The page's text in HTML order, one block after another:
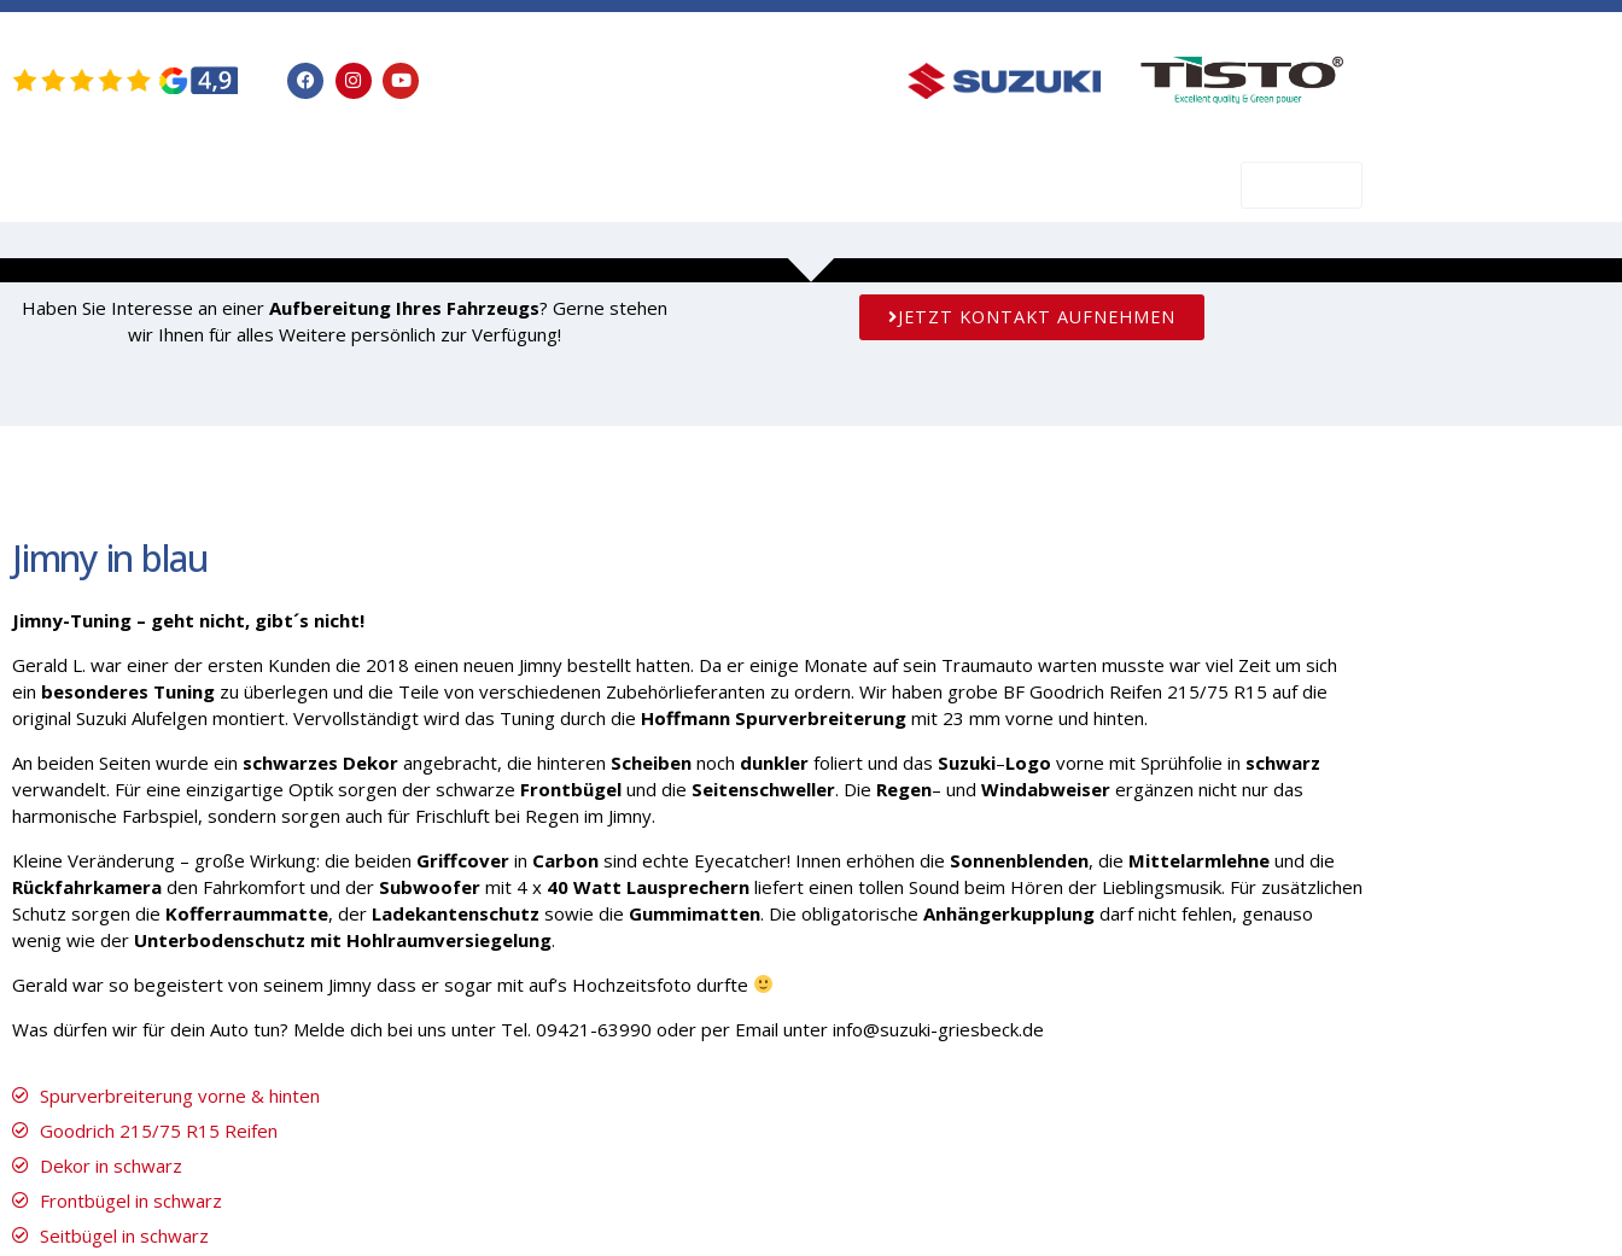
Haben Sie Interesse an einer Aufbereitung Ihres Fahrzeugs? Gerne stehen
wir Ihnen für alles Weitere persönlich zur Verfügung!
JETZT KONTAKT AUFNEHMEN
Jimny in blau
Jimny-Tuning – geht nicht, gibt´s nicht!
Gerald L. war einer der ersten Kunden die 2018 einen neuen Jimny bestellt hatten. Da er einige Monate auf sein Traumauto warten musste war viel Zeit um sich
ein besonderes Tuning zu überlegen und die Teile von verschiedenen Zubehörlieferanten zu ordern. Wir haben grobe BF Goodrich Reifen 215/75 R15 auf die
original Suzuki Alufelgen montiert. Vervollständigt wird das Tuning durch die Hoffmann Spurverbreiterung mit 23 mm vorne und hinten.
An beiden Seiten wurde ein schwarzes Dekor angebracht, die hinteren Scheiben noch dunkler foliert und das Suzuki–Logo vorne mit Sprühfolie in schwarz
verwandelt. Für eine einzigartige Optik sorgen der schwarze Frontbügel und die Seitenschweller. Die Regen– und Windabweiser ergänzen nicht nur das
harmonische Farbspiel, sondern sorgen auch für Frischluft bei Regen im Jimny.
Kleine Veränderung – große Wirkung: die beiden Griffcover in Carbon sind echte Eyecatcher! Innen erhöhen die Sonnenblenden, die Mittelarmlehne und die
Rückfahrkamera den Fahrkomfort und der Subwoofer mit 4 x 40 Watt Lausprechern liefert einen tollen Sound beim Hören der Lieblingsmusik. Für zusätzlichen
Schutz sorgen die Kofferraummatte, der Ladekantenschutz sowie die Gummimatten. Die obligatorische Anhängerkupplung darf nicht fehlen, genauso
wenig wie der Unterbodenschutz mit Hohlraumversiegelung.
Gerald war so begeistert von seinem Jimny dass er sogar mit auf’s Hochzeitsfoto durfte
Was dürfen wir für dein Auto tun? Melde dich bei uns unter Tel. 09421-63990 oder per Email unter info@suzuki-griesbeck.de
Spurverbreiterung vorne & hinten
Goodrich 215/75 R15 Reifen
Dekor in schwarz
Frontbügel in schwarz
Seitbügel in schwarz